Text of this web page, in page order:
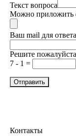
Текст вопроса
Можно приложить
Ваш mail для ответа
Решите
7 - 1 =
Контакты